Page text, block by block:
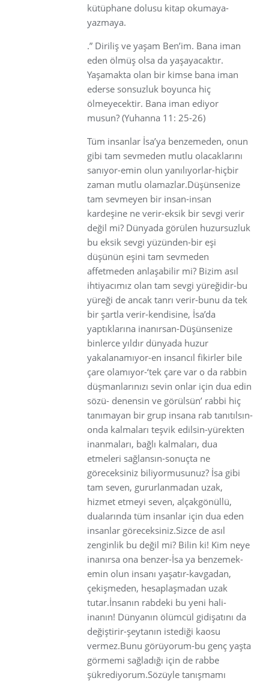
kütüphane dolusu kitap okumaya-
yazmaya.
.” Diriliş ve yaşam Ben’im. Bana iman
eden ölmüş olsa da yaşayacaktır.
Yaşamakta olan bir kimse bana iman
ederse sonsuzluk boyunca hiç
ölmeyecektir. Bana iman ediyor
musun? (Yuhanna 11: 25-26)
Tüm insanlar İsa’ya benzemeden, onun
gibi tam sevmeden mutlu olacaklarını
sanıyor-emin olun yanılıyorlar-hiçbir
zaman mutlu olamazlar.Düşünsenize
tam sevmeyen bir insan-insan
kardeşine ne verir-eksik bir sevgi verir
değil mi? Dünyada görülen huzursuzluk
bu eksik sevgi yüzünden-bir eşi
düşünün eşini tam sevmeden
affetmeden anlaşabilir mi? Bizim asıl
ihtiyacımız olan tam sevgi yüreğidir-bu
yüreği de ancak tanrı verir-bunu da tek
bir şartla verir-kendisine, İsa’da
yaptıklarına inanırsan-Düşünsenize
binlerce yıldır dünyada huzur
yakalanamıyor-en insancıl fikirler bile
çare olamıyor-‘tek çare var o da rabbin
düşmanlarınızı sevin onlar için dua edin
sözü- denensin ve görülsün’ rabbi hiç
tanımayan bir grup insana rab tanıtılsın-
onda kalmaları teşvik edilsin-yürekten
inanmaları, bağlı kalmaları, dua
etmeleri sağlansın-sonuçta ne
göreceksiniz biliyormusunuz? İsa gibi
tam seven, gururlanmadan uzak,
hizmet etmeyi seven, alçakgönüllü,
dualarında tüm insanlar için dua eden
insanlar göreceksiniz.Sizce de asıl
zenginlik bu değil mi? Bilin ki! Kim neye
inanırsa ona benzer-İsa ya benzemek-
emin olun insanı yaşatır-kavgadan,
çekişmeden, hesaplaşmadan uzak
tutar.İnsanın rabdeki bu yeni hali-
inanın! Dünyanın ölümcül gidişatını da
değiştirir-şeytanın istediği kaosu
vermez.Bunu görüyorum-bu genç yaşta
görmemi sağladığı için de rabbe
şükrediyorum.Sözüyle tanışmamı